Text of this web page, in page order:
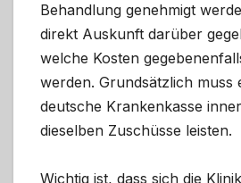
Behandlung genehmigt
direkt Auskunft darüber
welche Kosten
werden. Grundsätzlich muss
deutsche Krankenkasse
dieselben Zuschüsse leisten.
Wichtig ist, dass sich die